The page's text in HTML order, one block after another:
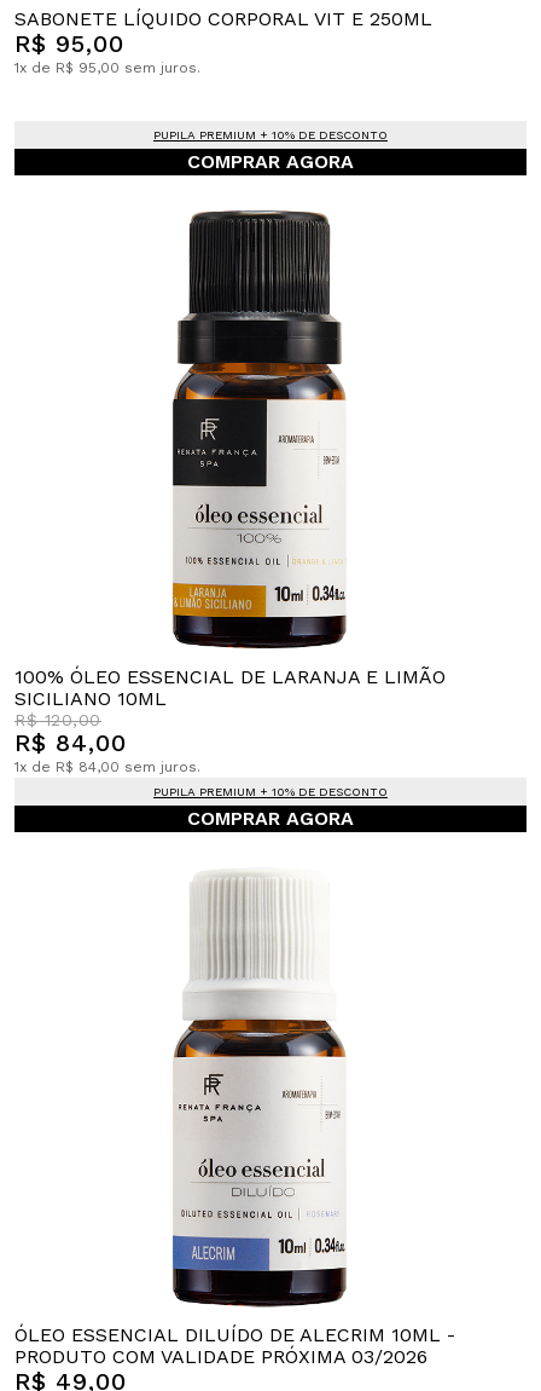
SABONETE LÍQUIDO CORPORAL VIT E 250ML
R$ 95,00
1x de R$ 95,00 sem juros.
PUPILA PREMIUM + 10% DE DESCONTO
COMPRAR AGORA
100% ÓLEO ESSENCIAL DE LARANJA E LIMÃO
SICILIANO 10ML
R$ 120,00
R$ 84,00
1x de R$ 84,00 sem juros.
PUPILA PREMIUM + 10% DE DESCONTO
COMPRAR AGORA
ÓLEO ESSENCIAL DILUÍDO DE ALECRIM 10ML -
PRODUTO COM VALIDADE PRÓXIMA 03/2026
R$ 49,00